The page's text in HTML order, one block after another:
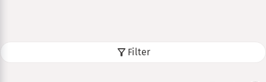
Filter